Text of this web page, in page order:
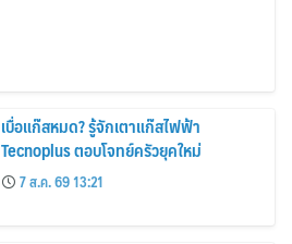
เบื่อแก๊สหมด? รู้จักเตาแก๊สไฟฟ้า
Tecnoplus ตอบโจทย์ครัวยุคใหม่
7 ส.ค. 69 13:21